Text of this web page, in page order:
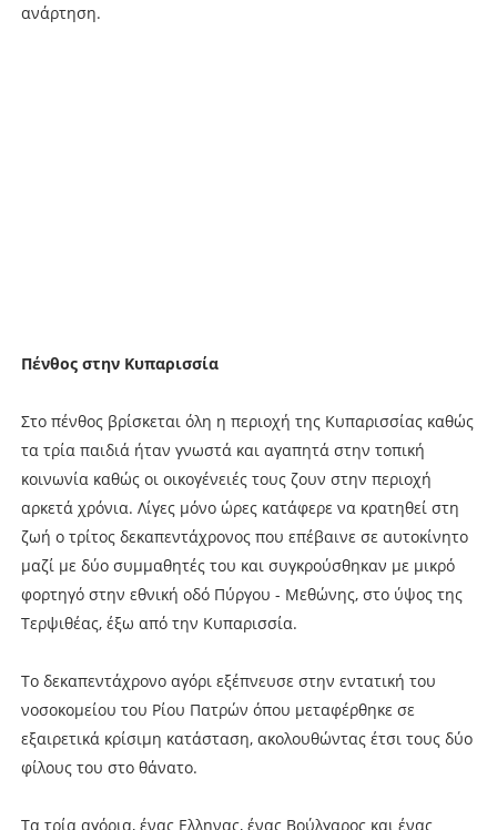
ανάρτηση.
Πένθος στην Κυπαρισσία
Στο πένθος βρίσκεται όλη η περιοχή της Κυπαρισσίας καθώς
τα τρία παιδιά ήταν γνωστά και αγαπητά στην τοπική
κοινωνία καθώς οι οικογένειές τους ζουν στην περιοχή
αρκετά χρόνια. Λίγες μόνο ώρες κατάφερε να κρατηθεί στη
ζωή ο τρίτος δεκαπεντάχρονος που επέβαινε σε αυτοκίνητο
μαζί με δύο συμμαθητές του και συγκρούσθηκαν με μικρό
φορτηγό στην εθνική οδό Πύργου - Μεθώνης, στο ύψος της
Τερψιθέας, έξω από την Κυπαρισσία.
Το δεκαπεντάχρονο αγόρι εξέπνευσε στην εντατική του
νοσοκομείου του Ρίου Πατρών όπου μεταφέρθηκε σε
εξαιρετικά κρίσιμη κατάσταση, ακολουθώντας έτσι τους δύο
φίλους του στο θάνατο.
Τα τρία αγόρια, ένας Ελληνας, ένας Βούλγαρος και ένας